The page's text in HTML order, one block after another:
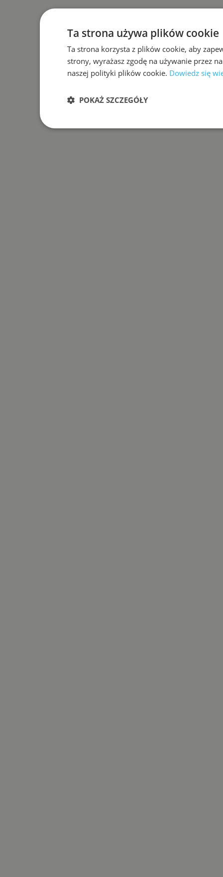
Ta strona używa plików cookie
Ta strona korzysta z plików cookie, aby
strony, wyrażasz zgodę na używanie przez
naszej polityki plików cookie. Dowiedz się
POKAŻ SZCZEGÓŁY